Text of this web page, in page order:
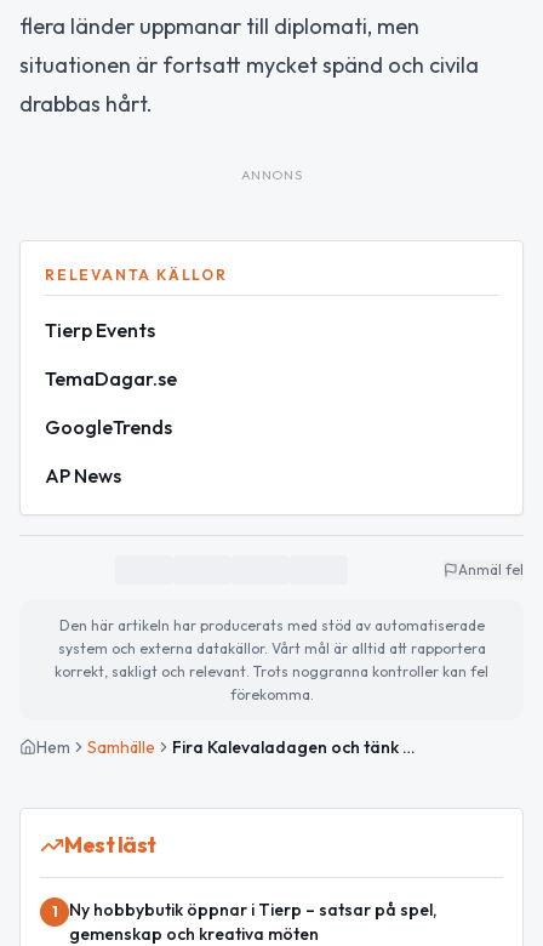
flera länder uppmanar till diplomati, men
situationen är fortsatt mycket spänd och civila
drabbas hårt.
ANNONS
RELEVANTA KÄLLOR
Tierp Events
TemaDagar.se
GoogleTrends
AP News
Anmäl fel
Den här artikeln har producerats med stöd av automatiserade
system och externa datakällor. Vårt mål är alltid att rapportera
korrekt, sakligt och relevant. Trots noggranna kontroller kan fel
förekomma.
Hem Samhälle Fira Kalevaladagen och tänk på ergonomin – dagens nyheter och tips
Mest läst
1
Ny hobbybutik öppnar i Tierp – satsar på spel,
gemenskap och kreativa möten